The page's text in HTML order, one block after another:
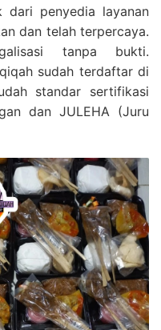
dari penyedia layanan
dan telah terpercaya.
tanpa bukti.
sudah terdaftar di
standar sertifikasi
dan JULEHA (Juru